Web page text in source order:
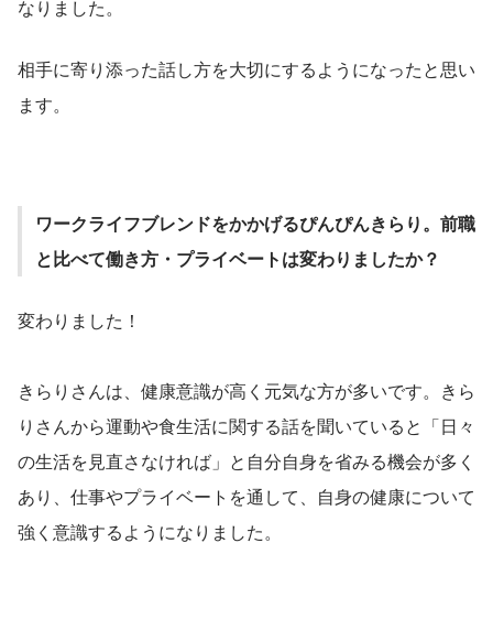
なりました。
相手に寄り添った話し方を大切にするようになったと思い
ます。
ワークライフブレンドをかかげるぴんぴんきらり。前職
と比べて働き方・プライベートは変わりましたか？
変わりました！
きらりさんは、健康意識が高く元気な方が多いです。きら
りさんから運動や食生活に関する話を聞いていると「日々
の生活を見直さなければ」と自分自身を省みる機会が多く
あり、仕事やプライベートを通して、自身の健康について
強く意識するようになりました。